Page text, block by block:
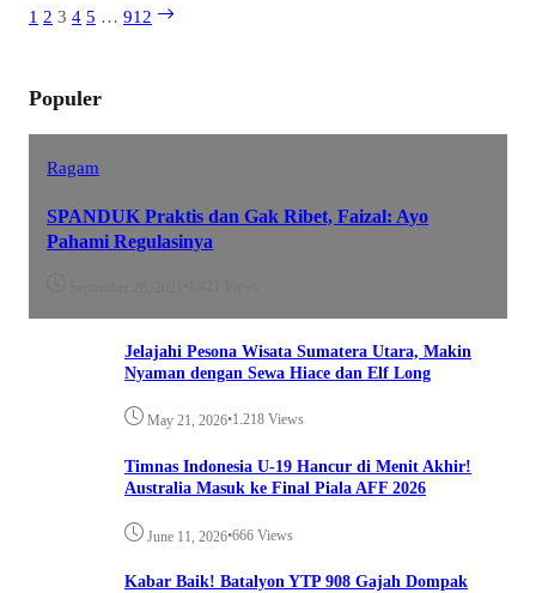
1 2 3 4 5 … 912
Populer
Ragam
SPANDUK Praktis dan Gak Ribet, Faizal: Ayo
Pahami Regulasinya
Jelajahi Pesona Wisata Sumatera Utara, Makin
Nyaman dengan Sewa Hiace dan Elf Long
May 21, 2026•1.218 Views
Timnas Indonesia U-19 Hancur di Menit Akhir!
Australia Masuk ke Final Piala AFF 2026
June 11, 2026•666 Views
Kabar Baik! Batalyon YTP 908 Gajah Dompak